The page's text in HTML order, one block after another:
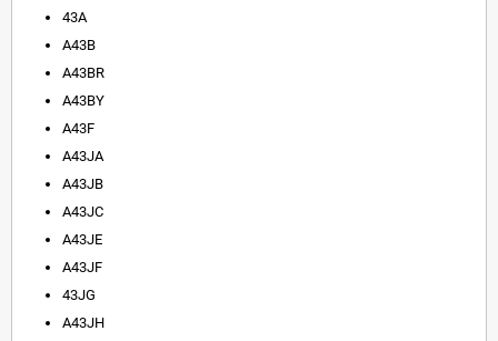
43A
A43B
A43BR
A43BY
A43F
A43JA
A43JB
A43JC
A43JE
A43JF
43JG
A43JH